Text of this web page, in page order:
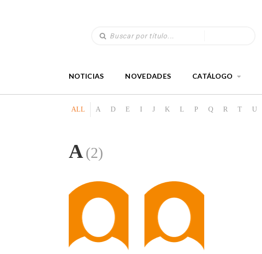
NOTICIAS NOVEDADES CATÁLOGO
ALL A D E I J K L P Q R T U
A(2)